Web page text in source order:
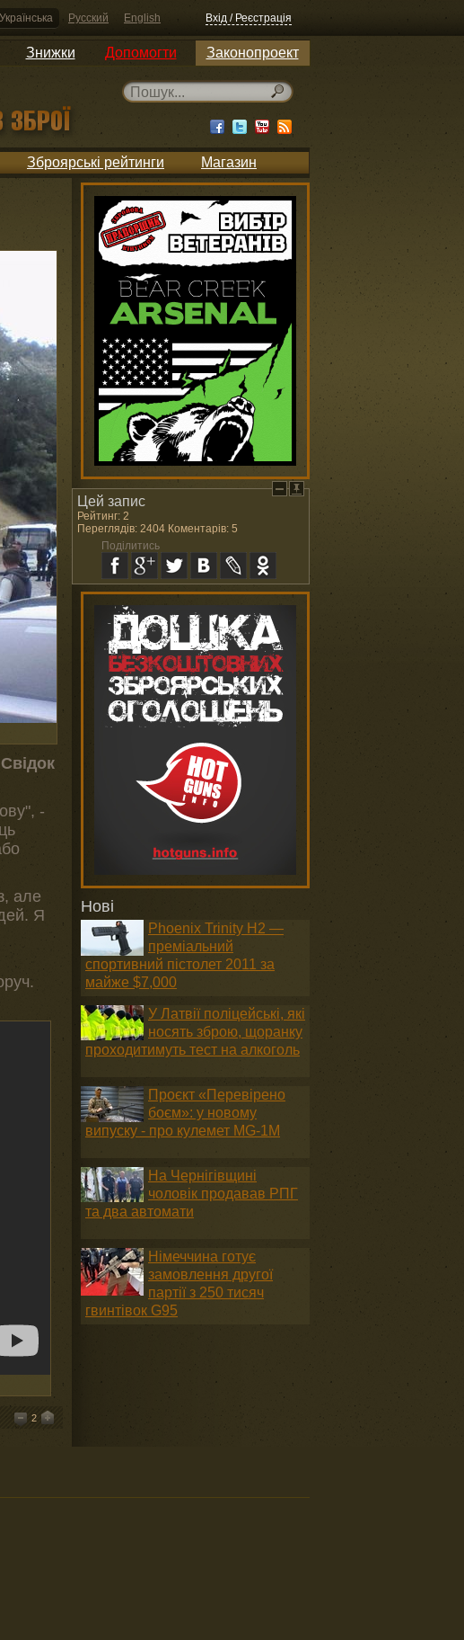
Українська Русский English Вхід / Реєстрація
Знижки Допомогти Законопроект
Зброярські рейтинги Магазин
-
але
Я
2
Нові
Phoenix Trinity H2 —
преміальний
спортивний пістолет 2011 за
майже $7,000
У Латвії поліцейські, які
носять зброю, щоранку
проходитимуть тест на алкоголь
Проєкт «Перевірено
боєм»: у новому
випуску - про кулемет MG-1М
На Чернігівщині
чоловік продавав РПГ
та два автомати
Німеччина готує
замовлення другої
партії з 250 тисяч
гвинтівок G95
Цей запис
Рейтинг: 2
Переглядів: 2404 Коментарів: 5
Поділитись